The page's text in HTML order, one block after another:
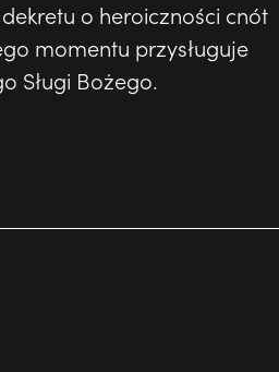
o heroiczności cnót
momentu przysługuje
Sługi Bożego.